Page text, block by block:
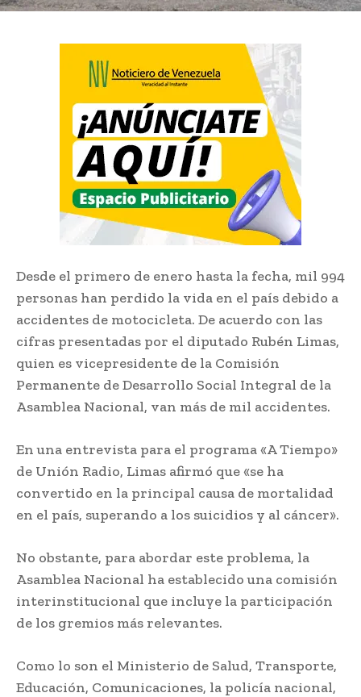
Desde el primero de enero hasta la fecha, mil 994
personas han perdido la vida en el país debido a
accidentes de motocicleta. De acuerdo con las
cifras presentadas por el diputado Rubén Limas,
quien es vicepresidente de la Comisión
Permanente de Desarrollo Social Integral de la
Asamblea Nacional, van más de mil accidentes.
En una entrevista para el programa «A Tiempo»
de Unión Radio, Limas afirmó que «se ha
convertido en la principal causa de mortalidad
en el país, superando a los suicidios y al cáncer».
No obstante, para abordar este problema, la
Asamblea Nacional ha establecido una comisión
interinstitucional que incluye la participación
de los gremios más relevantes.
Como lo son el Ministerio de Salud, Transporte,
Educación, Comunicaciones, la policía nacional,